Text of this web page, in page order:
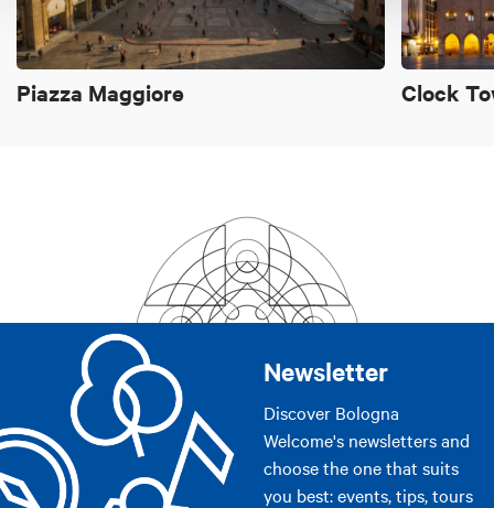
Piazza Maggiore Clock
Newsletter
Discover Bologna
Welcome's newsletters and
choose the one that suits
you best: events, tips, tours